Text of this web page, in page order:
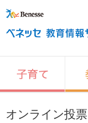
オンライン投票